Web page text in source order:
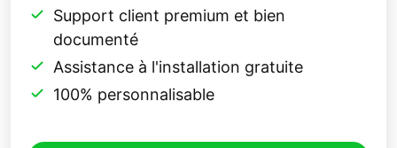
Support client premium et bien
documenté
Assistance à l'installation gratuite
100% personnalisable